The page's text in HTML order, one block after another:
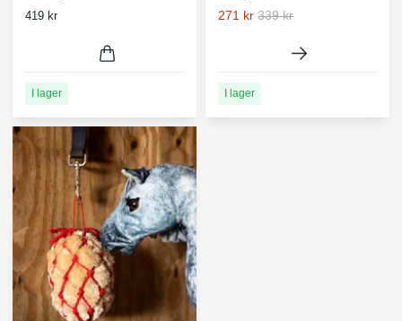
419 kr
I lager
271 kr 339 kr
I lager